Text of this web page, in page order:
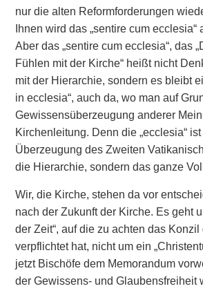
nur die alten Reformforderungen
Ihnen wird das „sentire cum ecclesia“
Aber das „sentire cum ecclesia“, das
Fühlen mit der Kirche“ heißt nicht
mit der Hierarchie, sondern es bleibt
in ecclesia“, auch da, wo man auf
Gewissensüberzeugung anderer
Kirchenleitung. Denn die „ecclesia“
Überzeugung des Zweiten
die Hierarchie, sondern das ganze
Wir, die Kirche, stehen da vor
nach der Zukunft der Kirche. Es geht
der Zeit“, auf die zu achten das
verpflichtet hat, nicht um ein
jetzt Bischöfe dem Memorandum
der Gewissens- und Glaubensfreiheit